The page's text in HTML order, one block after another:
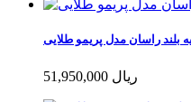
بلند راسان مدل پریمو طلایی
51,950,000 ریال